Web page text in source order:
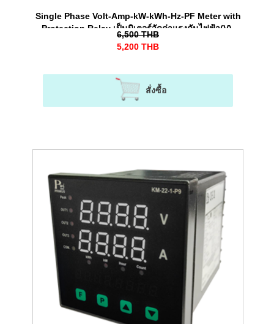
Single Phase Volt-Amp-kW-kWh-Hz-PF Meter with
Protection Relay เป็นมิเตอร์วัดค่าแรงดันไฟฟ้า(V),
กระแสไฟฟ้า(A), พลังงานไฟฟ้า (kWh) พร้อมทั้งรีเลย์
ป้องกันไฟตก-ไฟเกินได้ สําหรับระบบไฟ 1 เฟส
6,500 THB
5,200 THB
สั่งซื้อ